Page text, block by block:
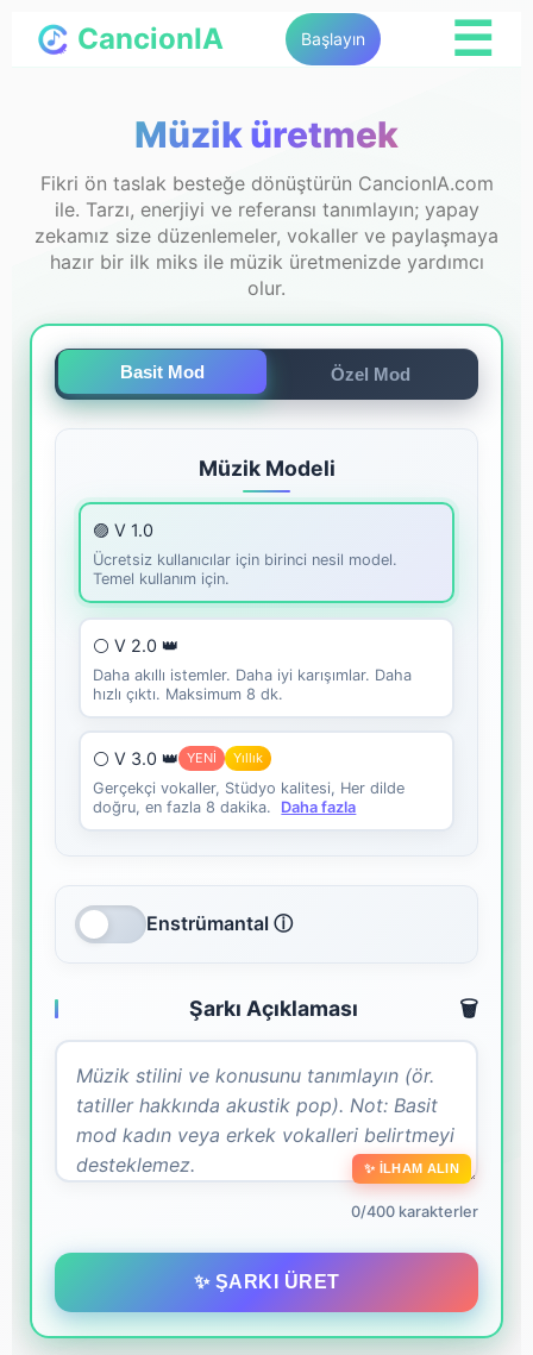
CancionIA Başlayın ☰
Müzik üretmek
Fikri ön taslak besteğe dönüştürün CancionIA.com
ile. Tarzı, enerjiyi ve referansı tanımlayın; yapay
zekamız size düzenlemeler, vokaller ve paylaşmaya
hazır bir ilk miks ile müzik üretmenizde yardımcı
olur.
Basit Mod Özel Mod
Müzik Modeli
🟣 V 1.0
Ücretsiz kullanıcılar için birinci nesil model.
Temel kullanım için.
⚪ V 2.0 👑
Daha akıllı istemler. Daha iyi karışımlar. Daha
hızlı çıktı. Maksimum 8 dk.
⚪ V 3.0 👑 YENİ Yıllık
Gerçekçi vokaller, Stüdyo kalitesi, Her dilde
doğru, en fazla 8 dakika.
Daha fazla
Enstrümantal ⓘ
Şarkı Açıklaması 🗑️
✨ İLHAM ALIN
0/400 karakterler
✨ ŞARKI ÜRET